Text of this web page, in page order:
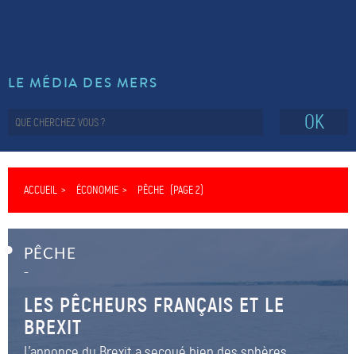
LE MÉDIA DES MERS
OK
ACCUEIL ÉCONOMIE PÊCHE (PAGE 2)
PÊCHE
–
LES PÊCHEURS FRANÇAIS ET LE
BREXIT